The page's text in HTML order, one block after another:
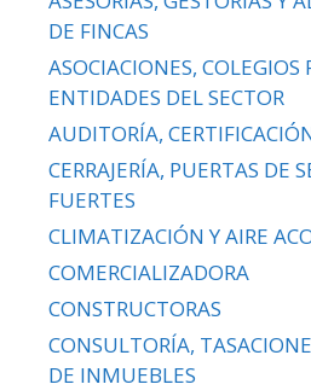
DE FINCAS
ASOCIACIONES, COLEGIOS
ENTIDADES DEL SECTOR
AUDITORÍA,
CERRAJERÍA, PUERTAS DE
FUERTES
CLIMATIZACIÓN Y AIRE
COMERCIALIZADORA
CONSTRUCTORAS
CONSULTORÍA,
DE INMUEBLES